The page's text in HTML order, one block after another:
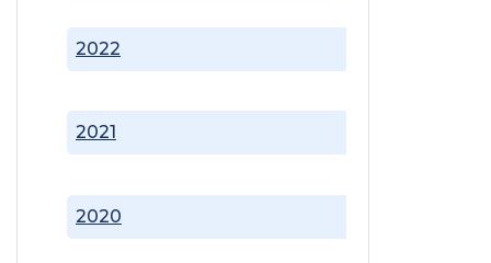
2020
2021
2022